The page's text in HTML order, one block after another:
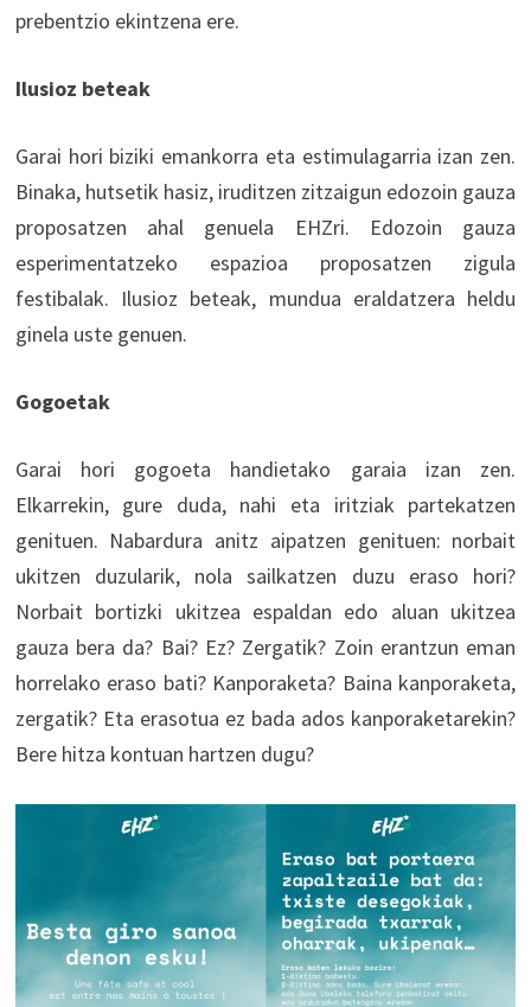
prebentzio ekintzena ere.
Ilusioz beteak
Garai hori biziki emankorra eta estimulagarria izan zen.
Binaka, hutsetik hasiz, iruditzen zitzaigun edozoin gauza
proposatzen ahal genuela EHZri. Edozoin gauza
esperimentatzeko espazioa proposatzen zigula
festibalak. Ilusioz beteak, mundua eraldatzera heldu
ginela uste genuen.
Gogoetak
Garai hori gogoeta handietako garaia izan zen.
Elkarrekin, gure duda, nahi eta iritziak partekatzen
genituen. Nabardura anitz aipatzen genituen: norbait
ukitzen duzularik, nola sailkatzen duzu eraso hori?
Norbait bortizki ukitzea espaldan edo aluan ukitzea
gauza bera da? Bai? Ez? Zergatik? Zoin erantzun eman
horrelako eraso bati? Kanporaketa? Baina kanporaketa,
zergatik? Eta erasotua ez bada ados kanporaketarekin?
Bere hitza kontuan hartzen dugu?